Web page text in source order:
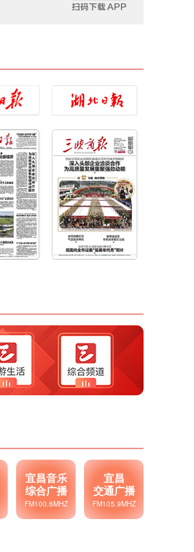
宜昌音乐
综合广播
FM100.6MHZ
宜昌
交通广播
FM105.9MHZ